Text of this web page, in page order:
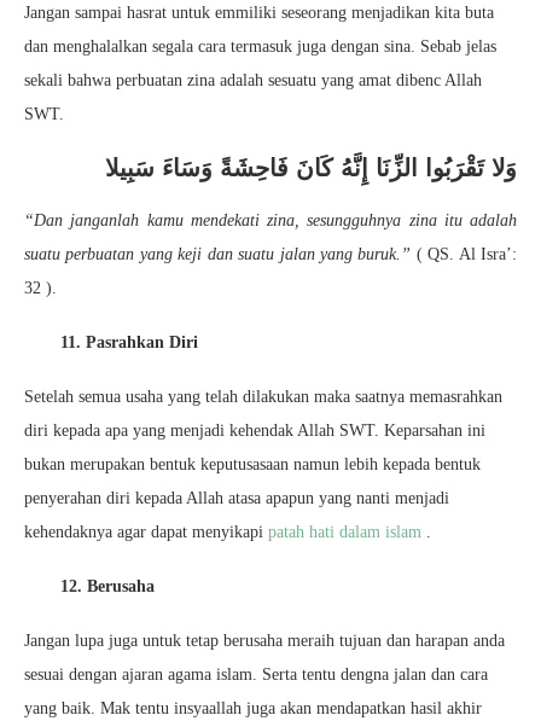
Jangan sampai hasrat untuk emmiliki seseorang menjadikan kita buta
dan menghalalkan segala cara termasuk juga dengan sina. Sebab jelas
sekali bahwa perbuatan zina adalah sesuatu yang amat dibenc Allah
SWT.
وَلا تَقْرَبُوا الزِّنَا إِنَّهُ كَانَ فَاحِشَةً وَسَاءَ سَبِيلا
“Dan janganlah kamu mendekati zina, sesungguhnya zina itu adalah
suatu perbuatan yang keji dan suatu jalan yang buruk.” ( QS. Al Isra’:
32 ).
11. Pasrahkan Diri
Setelah semua usaha yang telah dilakukan maka saatnya memasrahkan
diri kepada apa yang menjadi kehendak Allah SWT. Keparsahan ini
bukan merupakan bentuk keputusasaan namun lebih kepada bentuk
penyerahan diri kepada Allah atasa apapun yang nanti menjadi
kehendaknya agar dapat menyikapi patah hati dalam islam .
12. Berusaha
Jangan lupa juga untuk tetap berusaha meraih tujuan dan harapan anda
sesuai dengan ajaran agama islam. Serta tentu dengna jalan dan cara
yang baik. Mak tentu insyaallah juga akan mendapatkan hasil akhir